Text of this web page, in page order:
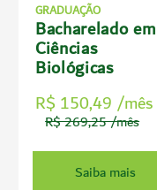
GRADUAÇÃO
Bacharelado em
Ciências
Biológicas
R$ 150,49 /mês
R$ 269,25 /mês
Saiba mais